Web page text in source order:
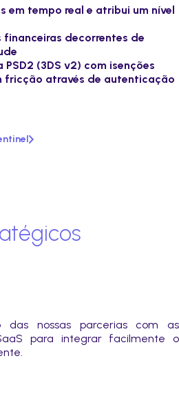
em tempo real e atribui um nível
financeiras decorrentes de
(3DS v2) com isenções
fricção através de autenticação
nossas parcerias com as
para integrar facilmente o